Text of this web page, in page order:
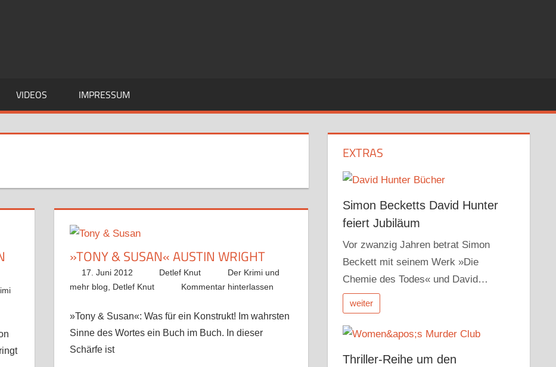
VIDEOS IMPRESSUM
»TONY & SUSAN« AUSTIN WRIGHT
17. Juni 2012 Detlef Knut
Der Krimi und
mehr blog
Detlef Knut Kommentar hinterlassen
»Tony & Susan«: Was für ein Konstrukt! Im wahrsten
Sinne des Wortes ein Buch im Buch. In dieser
Schärfe ist
EXTRAS
Simon Becketts David Hunter
feiert Jubiläum
Vor zwanzig Jahren betrat Simon
Beckett mit seinem Werk »Die
Chemie des Todes« und David…
weiter
Thriller-Reihe um den